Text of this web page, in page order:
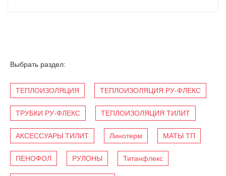
Выбрать раздел:
ТЕПЛОИЗОЛЯЦИЯ ТЕПЛОИЗОЛЯЦИЯ РУ-ФЛЕКС
ТРУБКИ РУ-ФЛЕКС ТЕПЛОИЗОЛЯЦИЯ ТИЛИТ
АКСЕССУАРЫ ТИЛИТ Линотерм МАТЫ ТП
ПЕНОФОЛ РУЛОНЫ Титанфлекс